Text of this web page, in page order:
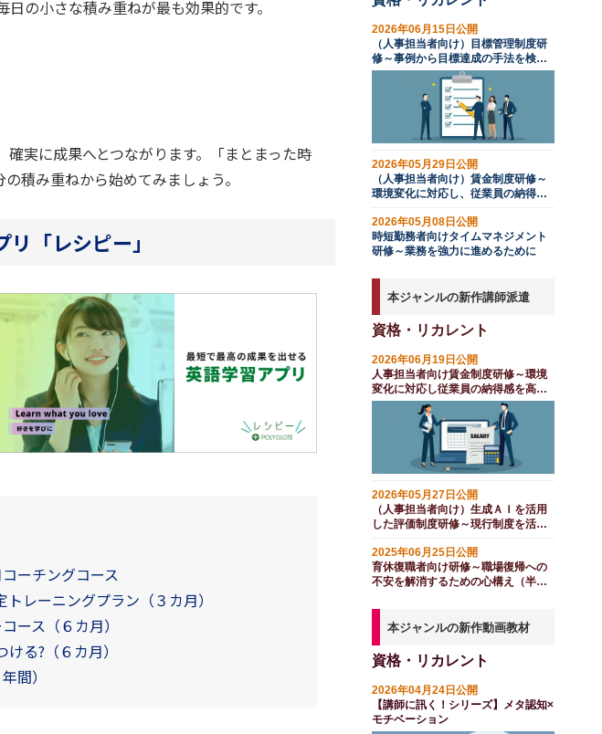
の小さな積み重ねが最も効果的です。
実に成果へとつながります。「まとまった時
積み重ねから始めてみましょう。
「レシピー」
ーチングコース
レーニングプラン（３カ月）
ース（６カ月）
る?（６カ月）
間）
2026年06月15日公開
（人事担当者向け）目標管理制度研
修～事例から目標達成の手法を検討
する
2026年05月29日公開
（人事担当者向け）賃金制度研修～
環境変化に対応し、従業員の納得感
2026年05月08日公開
時短勤務者向けタイムマネジメント
研修～業務を強力に進めるために
本ジャンルの新作講師派遣
資格・リカレント
2026年06月19日公開
人事担当者向け賃金制度研修～環境
変化に対応し従業員の納得感を高め
る（１日間）
2026年05月27日公開
（人事担当者向け）生成ＡＩを活用
した評価制度研修～現行制度を活か
2025年06月25日公開
育休復職者向け研修～職場復帰への
不安を解消するための心構え（半日
本ジャンルの新作動画教材
資格・リカレント
2026年04月24日公開
【講師に訊く！シリーズ】メタ認知×
モチベーション